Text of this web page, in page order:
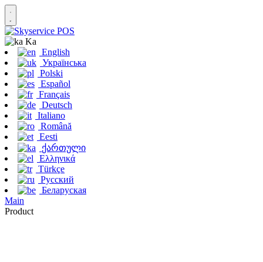
Ka
English
Українська
Polski
Español
Français
Deutsch
Italiano
Română
Eesti
ქართული
Ελληνικά
Türkçe
Русский
Беларуская
Main
Product